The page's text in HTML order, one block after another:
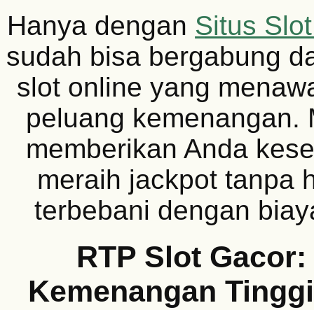
Hanya dengan Situs
sudah bisa bergabung
slot online yang
peluang kemenangan.
memberikan Anda
meraih jackpot tanpa
terbebani dengan
RTP Slot
Kemenangan